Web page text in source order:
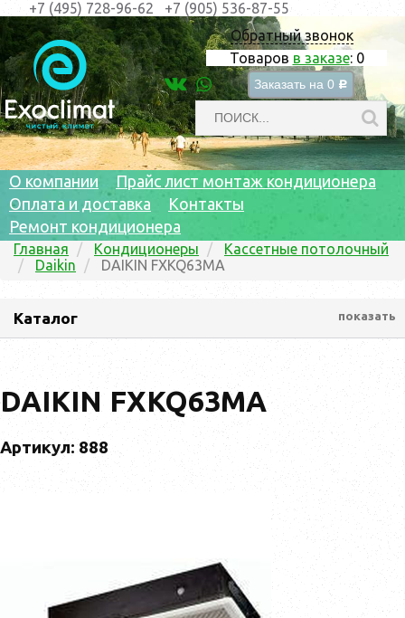
Обратный звонок
Товаров в заказе: 0
Заказать на 0 c
+7 (495) 728-96-62 +7 (905) 536-87-55
О компании
Прайс лист монтаж кондиционера
Оплата и доставка
Контакты
Ремонт кондиционера
Главная Кондиционеры
Кассетные потолочный
Daikin
DAIKIN FXKQ63MA
Каталог показать
DAIKIN FXKQ63MA
Артикул: 888